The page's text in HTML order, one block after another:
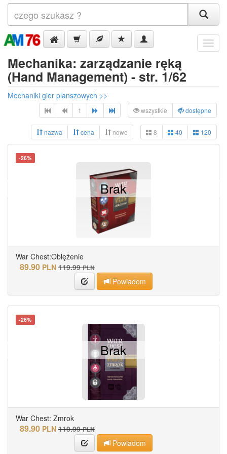
Menu
Mechanika: zarządzanie ręką
(Hand Management) - str. 1/62
Mechaniki gier planszowych >>
1 wszystkie dostępne
nazwa cena nowe 8 40 120
-26%
War Chest:Oblężenie
89.90 PLN 119.99 PLN
Powiadom
Brak
-26%
War Chest: Zmrok
89.90 PLN 119.99 PLN
Powiadom
Brak